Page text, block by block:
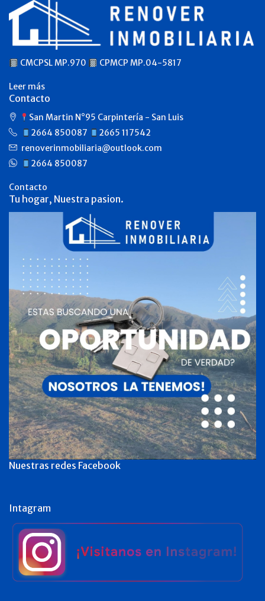
CMCPSL MP.970 CPMCP MP.04-5817
Leer más
Contacto
San Martin N°95 Carpintería - San Luis
2664 850087
2665 117542
renoverinmobiliaria@outlook.com
2664 850087
Contacto
Tu hogar, Nuestra pasion.
Nuestras redes Facebook
Intagram